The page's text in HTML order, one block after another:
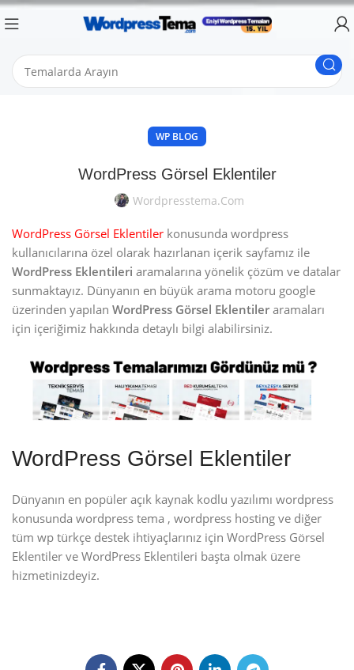
WP BLOG
WordPress Görsel Eklentiler
Wordpresstema.com
WordPress Görsel Eklentiler konusunda wordpress
kullanıcılarına özel olarak hazırlanan içerik sayfamız ile
WordPress Eklentileri aramalarına yönelik çözüm ve datalar
sunmaktayız. Dünyanın en büyük arama motoru google
üzerinden yapılan WordPress Görsel Eklentiler aramaları
için içeriğimiz hakkında detaylı bilgi alabilirsiniz.
WordPress Görsel Eklentiler
Dünyanın en popüler açık kaynak kodlu yazılımı wordpress
konusunda wordpress tema , wordpress hosting ve diğer
tüm wp türkçe destek ihtiyaçlarınız için WordPress Görsel
Eklentiler ve WordPress Eklentileri başta olmak üzere
hizmetinizdeyiz.